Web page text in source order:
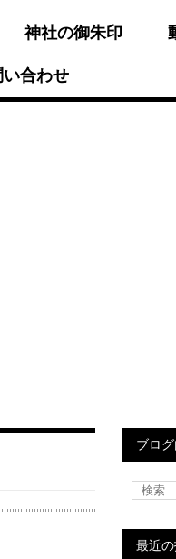
神社の御朱印
い合わせ
ブロ
最近